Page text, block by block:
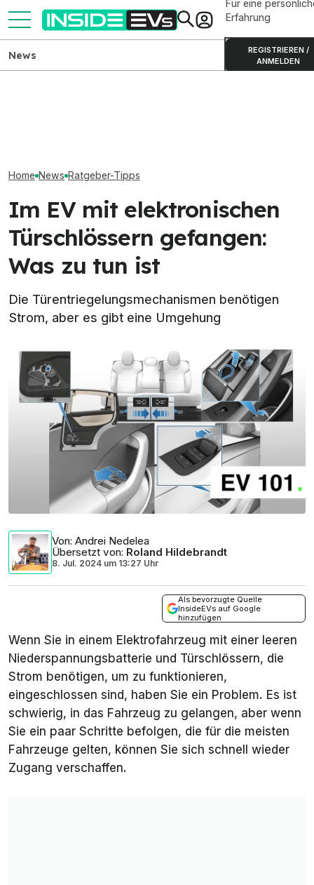
Für eine
Erfahrung
REGISTRIEREN /
ANMELDEN
News
Home News Ratgeber-Tipps
Im EV mit elektronischen
Türschlössern gefangen:
Was zu tun ist
Die Türentriegelungsmechanismen benötigen
Strom, aber es gibt eine Umgehung
Von: Andrei Nedelea
Übersetzt von: Roland Hildebrandt
8. Jul. 2024 um 13:27 Uhr
Als bevorzugte Quelle
InsideEVs auf Google
hinzufügen
Wenn Sie in einem Elektrofahrzeug mit einer leeren
Niederspannungsbatterie und Türschlössern, die
Strom benötigen, um zu funktionieren,
eingeschlossen sind, haben Sie ein Problem. Es ist
schwierig, in das Fahrzeug zu gelangen, aber wenn
Sie ein paar Schritte befolgen, die für die meisten
Fahrzeuge gelten, können Sie sich schnell wieder
Zugang verschaffen.